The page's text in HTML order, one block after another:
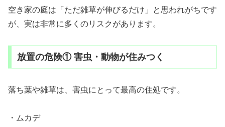
空き家の庭は「ただ雑草が伸びるだけ」と思われがちです
が、実は非常に多くのリスクがあります。
放置の危険① 害虫・動物が住みつく
落ち葉や雑草は、害虫にとって最高の住処です。
・ムカデ